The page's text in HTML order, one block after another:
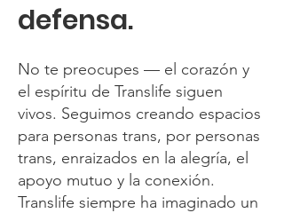
defensa.
No te preocupes — el corazón y
el espíritu de Translife siguen
vivos. Seguimos creando espacios
para personas trans, por personas
trans, enraizados en la alegría, el
apoyo mutuo y la conexión.
Translife siempre ha imaginado un